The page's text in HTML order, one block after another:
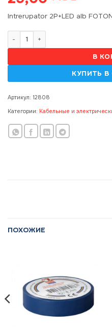
Intrerupator 2P+LED alb
Количество товара
В
Артикул: 12808
Категории: Кабельные и
ПОХОЖИЕ